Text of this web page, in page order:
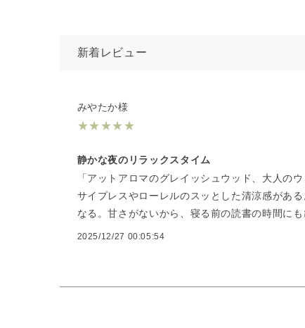
新着レビュー
みやたか様
★★★★★
静かな夜のリラックスタイム
「アットアロマのグレイッシュウッド、大人の
サイプレスやローレルのスッとした清涼感があ
なる。甘さがないから、寝る前の読書の時間に
2025/12/27 00:05:54